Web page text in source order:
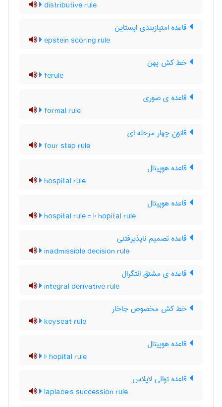
distributive rule
قاعده امتیازبندی اپستاین
epstein scoring rule
خط کش پهن
ferule
قاعده ی صوری
formal rule
قانون چهار مرحله ای
four step rule
قاعده هوپیتال
hospital rule
قاعده هوپیتال
hospital rule = l' hopital rule
قاعده تصمیم ناپذیرفتنی
inadmissible decision rule
قاعده ی مشتق انتگرال
integral derivative rule
خط کش مخصوص جاخار
keyseat rule
قاعده هوپیتال
l' hopital rule
قاعده توالی لاپلاس
laplace's succession rule